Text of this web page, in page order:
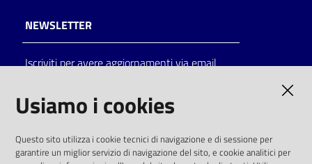
NEWSLETTER
Iscriviti per avere aggiornamenti via email
solo alle condizioni previste dalla direttiva
Usiamo i cookies
Questo sito utilizza i cookie tecnici di navigazione e di sessione per
garantire un miglior servizio di navigazione del sito, e cookie analitici per